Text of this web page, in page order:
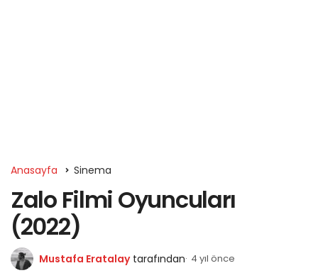
Anasayfa Sinema
Zalo Filmi Oyuncuları
(2022)
Mustafa Eratalay tarafından 4 yıl önce